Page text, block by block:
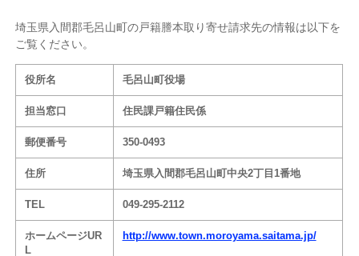
埼玉県入間郡毛呂山町の戸籍謄本取り寄せ請求先の情報は以下を
ご覧ください。
役所名 毛呂山町役場
担当窓口 住民課戸籍住民係
郵便番号 350-0493
住所 埼玉県入間郡毛呂山町中央2丁目1番地
TEL 049-295-2112
ホームページUR
L
http://www.town.moroyama.saitama.jp/